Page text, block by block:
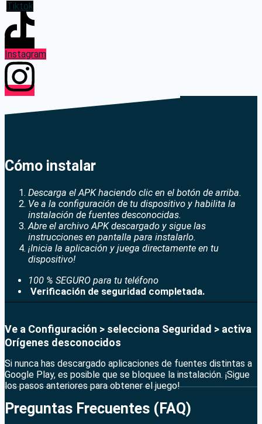
Tiktok
Instagram
Cómo instalar
Descarga el APK haciendo clic en el botón de arriba.
Ve a la configuración de tu dispositivo y habilita la
instalación de fuentes desconocidas.
Abre el archivo APK descargado y sigue las
instrucciones en pantalla para instalarlo.
¡Inicia la aplicación y juega directamente en tu
dispositivo!
100 % SEGURO para tu teléfono
Verificación de seguridad completada.
Ve a Configuración > selecciona Seguridad > activa
Orígenes desconocidos
Si nunca has descargado aplicaciones de fuentes distintas a
Google Play, es posible que se bloquee la instalación. ¡Sigue
los pasos anteriores para obtener el juego!
Preguntas Frecuentes (FAQ)